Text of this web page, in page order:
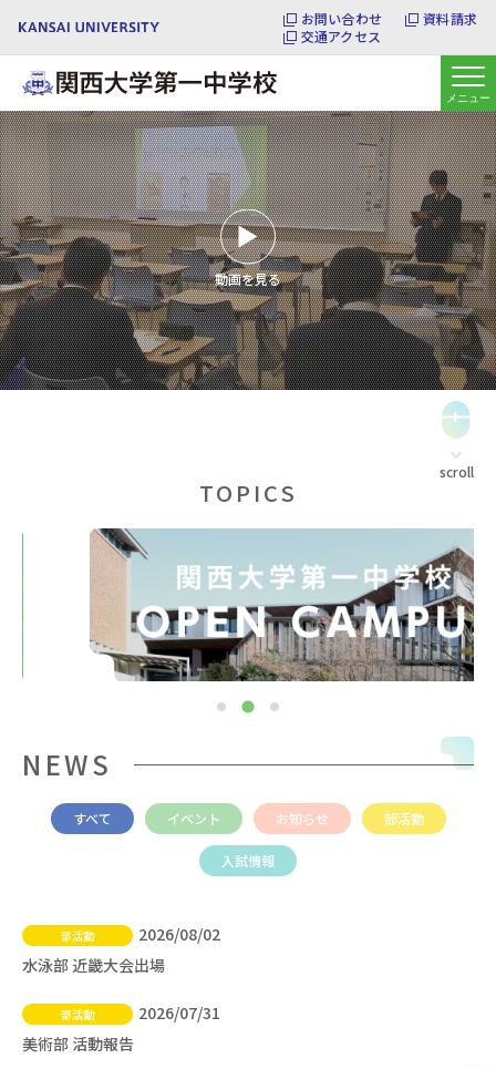
お問い合わせ
資料請求
交通アクセス
動画を見る
scroll
TOPICS
NEWS
すべて イベント お知らせ 部活動
入試情報
部活動
2026/08/02
水泳部 近畿大会出場
部活動
2026/07/31
美術部 活動報告